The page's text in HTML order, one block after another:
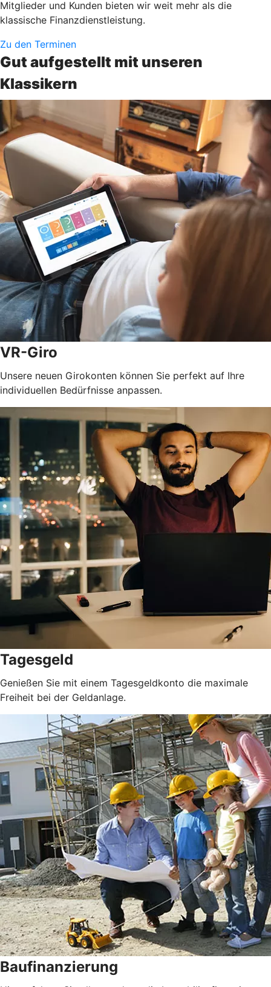
Mitglieder und Kunden bieten wir weit mehr als die
klassische Finanzdienstleistung.
Zu den Terminen
Gut aufgestellt mit unseren
Klassikern
VR-Giro
Unsere neuen Girokonten können Sie perfekt auf Ihre
individuellen Bedürfnisse anpassen.
Tagesgeld
Genießen Sie mit einem Tagesgeldkonto die maximale
Freiheit bei der Geldanlage.
Baufinanzierung